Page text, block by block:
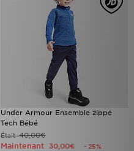
Under Armour Ensemble zippé
Tech Bébé
Était40,00€
Maintenant 30,00€ - 25%